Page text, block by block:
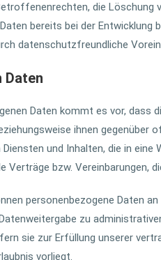
die
bereits bei der
datenschutzfreundliche
Daten
Daten kommt es vor, dass
ihnen gegenüber
und Inhalten, die in
bzw. Vereinbarungen,
personenbezogene Daten
zu
sie zur Erfüllung unserer
vorliegt.